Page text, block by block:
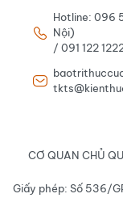
Hotline: 096
Nội)
/ 091 122
CƠ QUAN CHỦ
Giấy phép: Số 536/